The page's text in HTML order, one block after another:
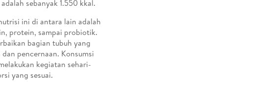
sebanyak 1.550 kkal.
ini di antara lain adalah
protein, sampai probiotik.
bagian tubuh yang
pencernaan. Konsumsi
kegiatan sehari-
yang sesuai.